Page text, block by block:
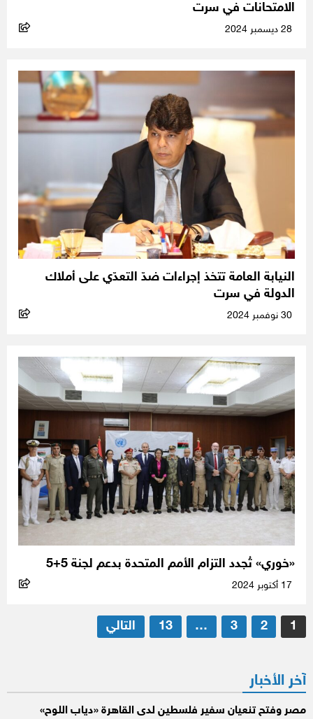
الامتحانات في سرت
النيابة العامة تتخذ إجراءات ضدّ التعدّي على أملاك
الدولة في سرت
«خوري» تُجدد التزام الأمم المتحدة بدعم لجنة 5+5
تعدد
صفحات
1
2
3
…
13 التالي
آخر الأخبار
مصر وفتح تنعيان سفير فلسطين لدى القاهرة «دياب اللوح»